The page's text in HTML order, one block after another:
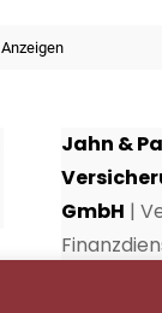
Anzeigen
Jahn &
GmbH |